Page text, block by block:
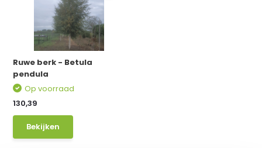
Ruwe berk - Betula
pendula
Op voorraad
130,39
Bekijken